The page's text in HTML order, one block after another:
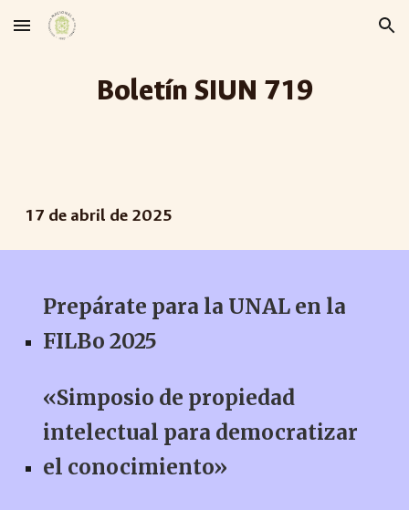
Skip to main content Skip to navigation
Boletín SIUN 719
17 de abril de 2025
Prepárate para la UNAL en la
FILBo 2025
«Simposio de propiedad
intelectual para democratizar
el conocimiento»